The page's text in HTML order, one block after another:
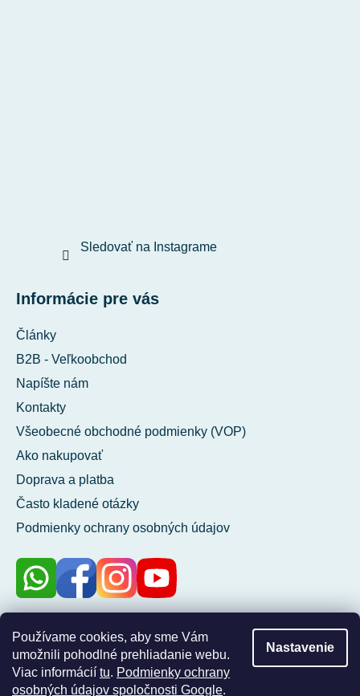
Používame cookies, aby sme Vám
umožnili pohodlné prehliadanie webu.
Viac informácií tu. Podmienky ochrany
osobných údajov spoločnosti Google.
Nastavenie
Sledovať na Instagrame
Informácie pre vás
Články
B2B - Veľkoobchod
Napíšte nám
Kontakty
Všeobecné obchodné podmienky (VOP)
Ako nakupovať
Doprava a platba
Často kladené otázky
Podmienky ochrany osobných údajov
100 %
zákazníkov nás
odporúča